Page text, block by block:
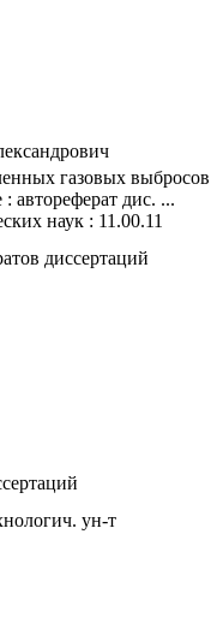
газовых выбросов
автореферат дис. ...
наук : 11.00.11
диссертаций
ун-т